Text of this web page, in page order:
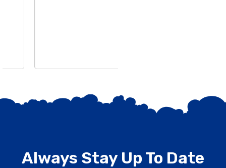
Always Stay Up To Date